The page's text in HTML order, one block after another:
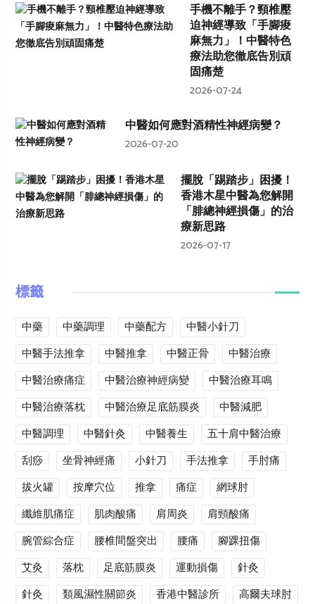
手機不離手？頸椎壓
迫神經導致「手腳痠
麻無力」！中醫特色
療法助您徹底告別頑
固痛楚
2026-07-24
中醫如何應對酒精性神經病變？
2026-07-20
擺脫「踢踏步」困擾！
香港木星中醫為您解開
「腓總神經損傷」的治
療新思路
2026-07-17
標籤
中藥 中藥調理 中藥配方
中醫小針刀
中醫手法推拿
中醫推拿 中醫正骨
中醫治療
中醫治療痛症
中醫治療神經病變
中醫治療耳鳴
中醫治療落枕
中醫治療足底筋膜炎
中醫減肥
中醫調理
中醫針灸 中醫養生
五十肩中醫治療
刮痧
坐骨神經痛 小針刀 手法推拿
手肘痛
拔火罐
按摩穴位 推拿 痛症
網球肘
纖維肌痛症
肌肉酸痛 肩周炎
肩頸酸痛
腕管綜合症
腰椎間盤突出 腰痛
腳踝扭傷
艾灸
落枕 足底筋膜炎 運動損傷
針灸
針灸
類風濕性關節炎 香港中醫診所 高爾夫球肘